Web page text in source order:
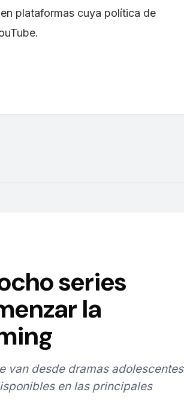
plataformas cuya política de
series
la
van desde dramas adolescentes
en las principales